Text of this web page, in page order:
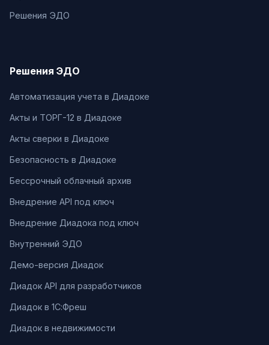
Решения ЭДО
Решения ЭДО
Автоматизация учета в Диадоке
Акты и ТОРГ-12 в Диадоке
Акты сверки в Диадоке
Безопасность в Диадоке
Бессрочный облачный архив
Внедрение API под ключ
Внедрение Диадока под ключ
Внутренний ЭДО
Демо-версия Диадок
Диадок API для разработчиков
Диадок в 1С:Фреш
Диадок в недвижимости